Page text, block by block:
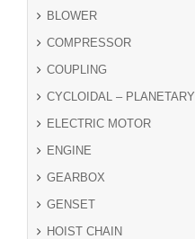
BLOWER
COMPRESSOR
COUPLING
CYCLOIDAL – PLANETARY
ELECTRIC MOTOR
ENGINE
GEARBOX
GENSET
HOIST CHAIN